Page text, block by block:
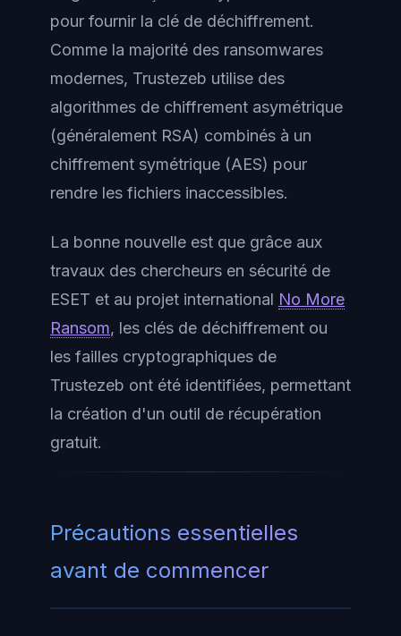
pour fournir la clé de déchiffrement.
Comme la majorité des ransomwares
modernes, Trustezeb utilise des
algorithmes de chiffrement asymétrique
(généralement RSA) combinés à un
chiffrement symétrique (AES) pour
rendre les fichiers inaccessibles.
La bonne nouvelle est que grâce aux
travaux des chercheurs en sécurité de
ESET et au projet international No More
Ransom, les clés de déchiffrement ou
les failles cryptographiques de
Trustezeb ont été identifiées, permettant
la création d'un outil de récupération
gratuit.
Précautions essentielles
avant de commencer